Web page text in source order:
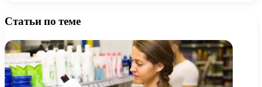
Статьи по теме